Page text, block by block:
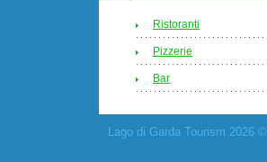
Ristoranti
Pizzerie
Bar
Lago di Garda Tourism 2026 ©